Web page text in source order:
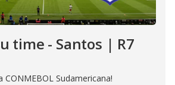
time - Santos | R7
CONMEBOL Sudamericana!